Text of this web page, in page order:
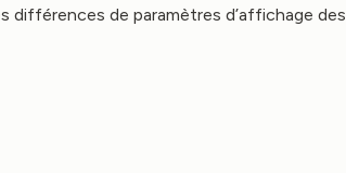
différences de paramètres d’affichage